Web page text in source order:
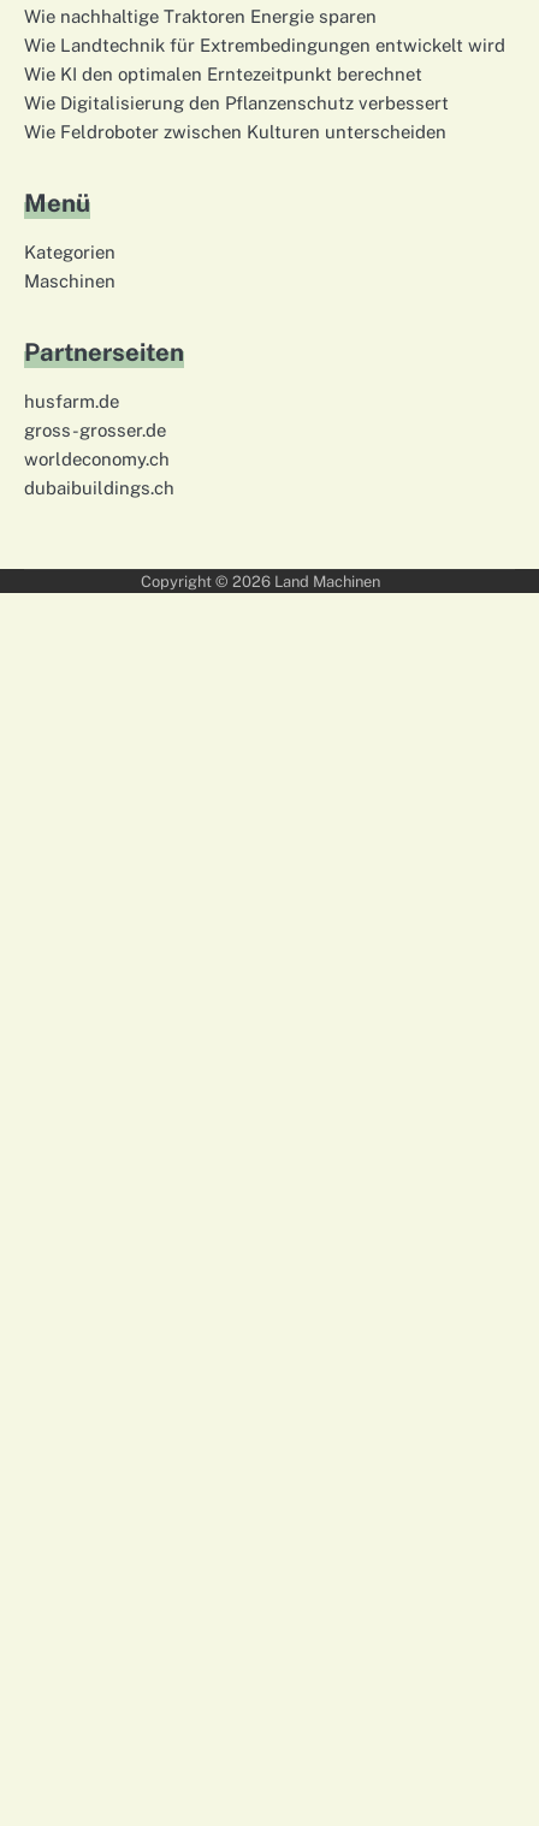
Wie nachhaltige Traktoren Energie sparen
Wie Landtechnik für Extrembedingungen entwickelt wird
Wie KI den optimalen Erntezeitpunkt berechnet
Wie Digitalisierung den Pflanzenschutz verbessert
Wie Feldroboter zwischen Kulturen unterscheiden
Menü
Kategorien
Maschinen
Partnerseiten
husfarm.de
gross-grosser.de
worldeconomy.ch
dubaibuildings.ch
Copyright © 2026 Land Machinen